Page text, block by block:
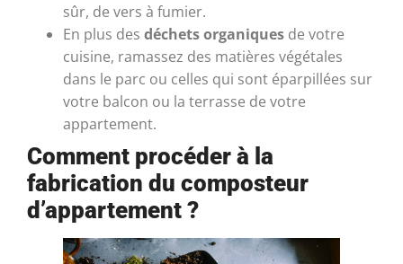
sûr, de vers à fumier.
En plus des déchets organiques de votre
cuisine, ramassez des matières végétales
dans le parc ou celles qui sont éparpillées sur
votre balcon ou la terrasse de votre
appartement.
Comment procéder à la
fabrication du composteur
d’appartement ?